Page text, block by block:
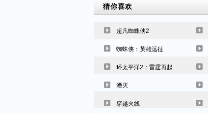
猜你喜欢
超凡蜘蛛侠2
蜘蛛侠：英雄远征
环太平洋2：雷霆再起
湮灭
穿越火线